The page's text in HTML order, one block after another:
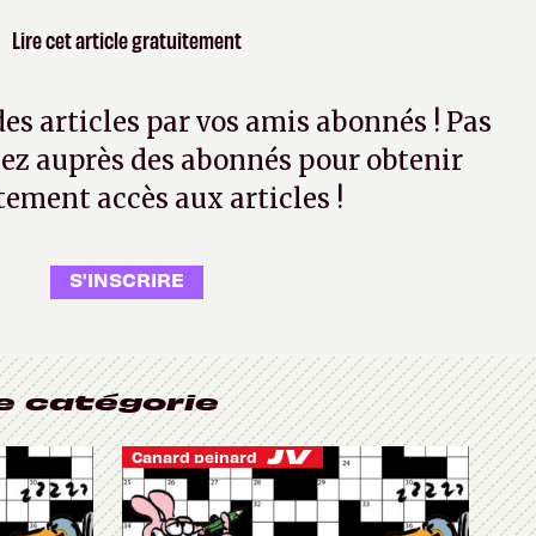
Lire cet article gratuitement
articles par vos amis abonnés ! Pas
auprès des abonnés pour obtenir
accès aux articles !
S'INSCRIRE
catégorie
Canard peinard